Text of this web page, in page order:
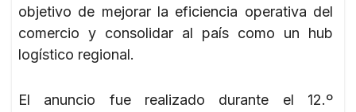
objetivo de mejorar la eficiencia operativa del
comercio y consolidar al país como un hub
logístico regional.
El anuncio fue realizado durante el 12.º